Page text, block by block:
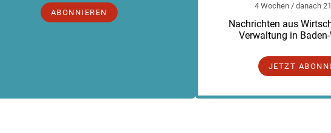
ABONNIEREN
4 Wochen / danach
Nachrichten aus
Verwaltung in
JETZT